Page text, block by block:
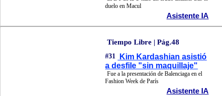
duelo en Macul
Asistente IA
Tiempo Libre | Pág.48
#31
Kim Kardashian asistió
a desfile "sin maquillaje"
Fue a la presentación de Balenciaga en el
Fashion Week de París
Asistente IA